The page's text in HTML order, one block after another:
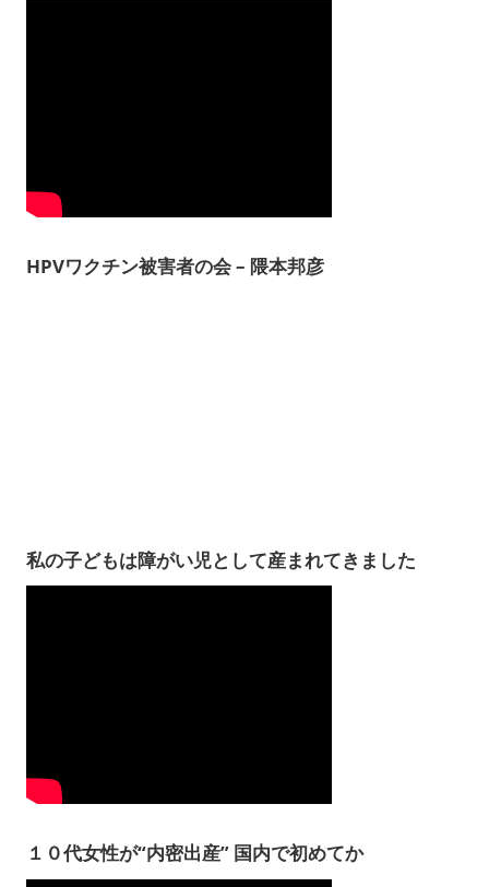
HPVワクチン被害者の会 – 隈本邦彦
私の子どもは障がい児として産まれてきました
１０代女性が“内密出産” 国内で初めてか